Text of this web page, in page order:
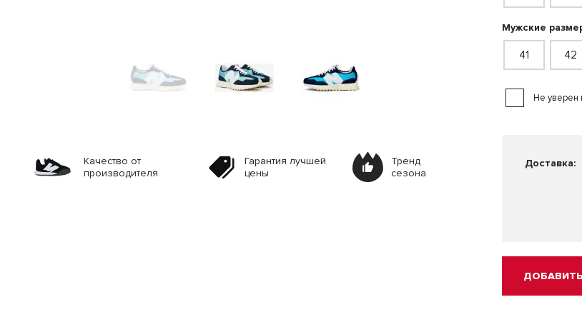
Качество от
производителя
Гарантия лучшей
цены
Тренд
сезона
Мужские
41 42
Не уверен
Доставка: